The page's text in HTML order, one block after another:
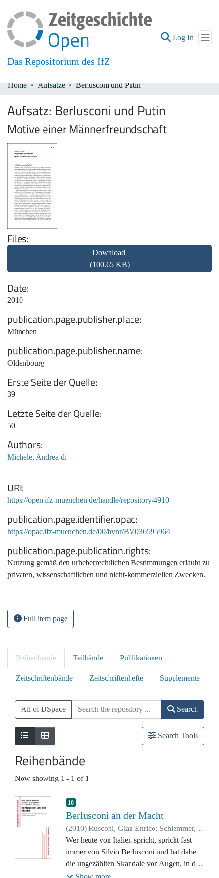
Das Repositorium des IfZ
Log In (current)
All of DSpace
Home Aufsätze Berlusconi und Putin
Aufsatz: Berlusconi und Putin
Motive einer Männerfreundschaft
Files
Download
(100.65 KB)
Date
2010
publication.page.publisher.place
München
publication.page.publisher.name
Oldenbourg
Erste Seite der Quelle
39
Letzte Seite der Quelle
50
Authors
Michele, Andrea di
URI
https://open.ifz-muenchen.de/handle/repository/4910
publication.page.identifier.opac
https://opac.ifz-muenchen.de/00/bvnr/BV036595964
publication.page.publication.rights
Nutzung gemäß den urheberrechtlichen Bestimmungen erlaubt zu
privaten, wissenschaftlichen und nicht-kommerziellen Zwecken.
Full item page
Reihenbände Teilbände Publikationen
Zeitschriftenbände Zeitschriftenhefte Supplemente
All of DSpace Search
Search Tools
Reihenbände
Now showing 1 - 1 of 1
10
Berlusconi an der Macht
(2010) Rusconi, Gian Enrico; Schlemmer,
Thomas;Woller, Hans
Wer heute von Italien spricht, spricht fast
immer von Silvio Berlusconi und hat dabei
die ungezählten Skandale vor Augen, in die
der Medienmogul im Amt des
Show more